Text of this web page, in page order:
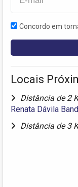
Concordo em
Locais
Distância de 2
Renata Dávila
Distância de 3